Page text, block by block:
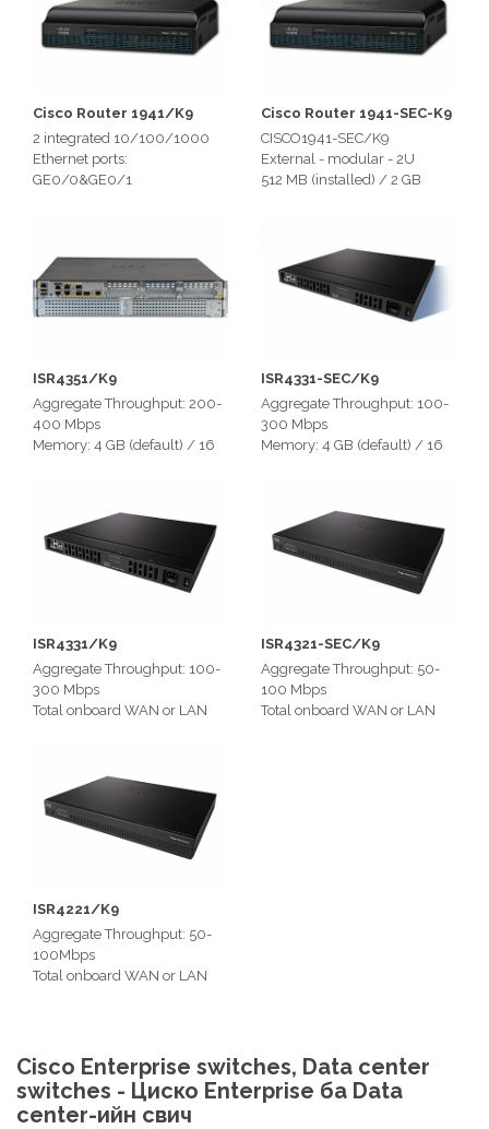
Cisco Router 1941/K9
2 integrated 10/100/1000
Ethernet ports:
GE0/0&GE0/1
(max)
Cisco Router 1941-SEC-K9
CISCO1941-SEC/K9
External - modular - 2U
512 MB (installed) / 2 GB
ISR4351/K9
Aggregate Throughput: 200-
400 Mbps
Memory: 4 GB (default) / 16
4350-AC)
ISR4331-SEC/K9
Aggregate Throughput: 100-
300 Mbps
Memory: 4 GB (default) / 16
10/100/1000 ports:3
ISR4331/K9
Aggregate Throughput: 100-
300 Mbps
Total onboard WAN or LAN
RJ-45-based ports : 2
Memory: 4 GB-> 16GB
ISR4321-SEC/K9
Aggregate Throughput: 50-
100 Mbps
Total onboard WAN or LAN
ISR4221/K9
Aggregate Throughput: 50-
100Mbps
Total onboard WAN or LAN
Memory: 2GB - 8GB
Cisco Enterprise switches, Data center
switches - Циско Enterprise ба Data
center-ийн свич